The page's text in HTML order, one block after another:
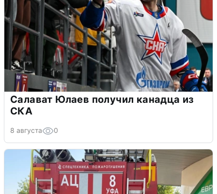
Салават Юлаев получил канадца из
СКА
8 августа 0